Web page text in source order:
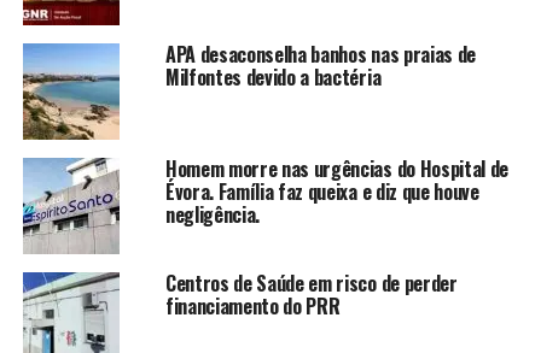
APA desaconselha banhos nas praias de
Milfontes devido a bactéria
Homem morre nas urgências do Hospital de
Évora. Família faz queixa e diz que houve
negligência.
Centros de Saúde em risco de perder
financiamento do PRR